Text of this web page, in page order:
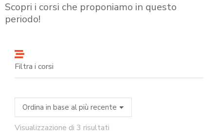
Scopri i corsi che proponiamo in questo
periodo!
Filtra i corsi
Visualizzazione di 3 risultati